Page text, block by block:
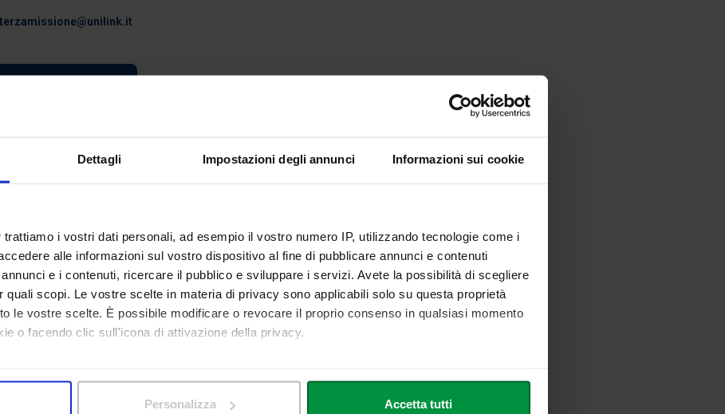
Dettagli Impostazioni degli annunci Informazioni sui cookie
trattiamo i vostri dati personali, ad esempio il vostro numero IP, utilizzando tecnologie come i
alle informazioni sul vostro dispositivo al fine di pubblicare annunci e contenuti
e i contenuti, ricercare il pubblico e sviluppare i servizi. Avete la possibilità di scegliere
quali scopi. Le vostre scelte in materia di privacy sono applicabili solo su questa proprietà
le vostre scelte. È possibile modificare o revocare il proprio consenso in qualsiasi momento
o facendo clic sull'icona di attivazione della privacy.
Personalizza Accetta tutti
terzamissione@unilink.it